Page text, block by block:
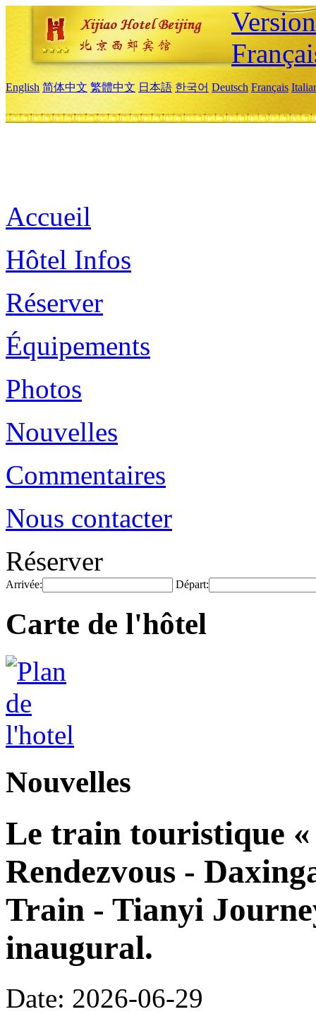
English 简体中文 繁體中文 日本語 한국어 Deutsch Français
Accueil
Hôtel Infos
Réserver
Équipements
Photos
Nouvelles
Commentaires
Nous contacter
Réserver
Arrivée: Départ:
Carte de l'hôtel
Nouvelles
Le train touristique
Rendezvous -
Train - Tianyi
inaugural.
Date: 2026-06-29